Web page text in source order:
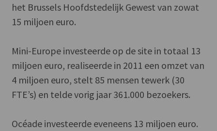
het Brussels Hoofdstedelijk Gewest van zowat
15 miljoen euro.
Mini-Europe investeerde op de site in totaal 13
miljoen euro, realiseerde in 2011 een omzet van
4 miljoen euro, stelt 85 mensen tewerk (30
FTE’s) en telde vorig jaar 361.000 bezoekers.
Océade investeerde eveneens 13 miljoen euro.